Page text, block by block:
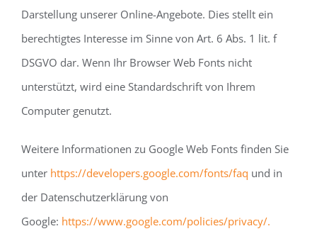
Darstellung unserer Online-Angebote. Dies stellt ein
berechtigtes Interesse im Sinne von Art. 6 Abs. 1 lit. f
DSGVO dar. Wenn Ihr Browser Web Fonts nicht
unterstützt, wird eine Standardschrift von Ihrem
Computer genutzt.
Weitere Informationen zu Google Web Fonts finden Sie
unter https://developers.google.com/fonts/faq und in
der Datenschutzerklärung von
Google: https://www.google.com/policies/privacy/.